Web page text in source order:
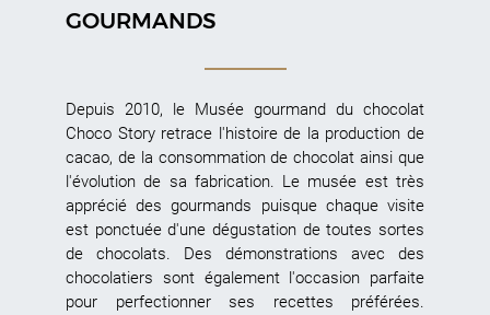
GOURMANDS
Depuis 2010, le Musée gourmand du chocolat
Choco Story retrace l'histoire de la production de
cacao, de la consommation de chocolat ainsi que
l'évolution de sa fabrication. Le musée est très
apprécié des gourmands puisque chaque visite
est ponctuée d'une dégustation de toutes sortes
de chocolats. Des démonstrations avec des
chocolatiers sont également l'occasion parfaite
pour perfectionner ses recettes préférées.